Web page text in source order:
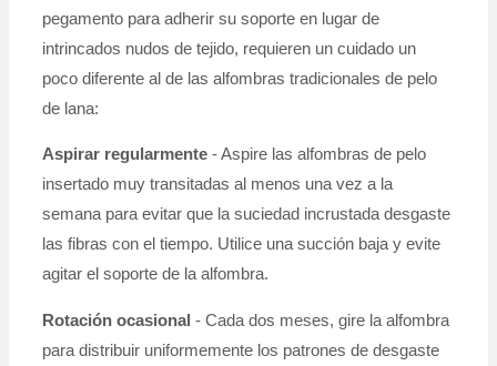
pegamento para adherir su soporte en lugar de
intrincados nudos de tejido, requieren un cuidado un
poco diferente al de las alfombras tradicionales de pelo
de lana:
Aspirar regularmente- Aspire las alfombras de pelo
insertado muy transitadas al menos una vez a la
semana para evitar que la suciedad incrustada desgaste
las fibras con el tiempo. Utilice una succión baja y evite
agitar el soporte de la alfombra.
Rotación ocasional - Cada dos meses, gire la alfombra
para distribuir uniformemente los patrones de desgaste